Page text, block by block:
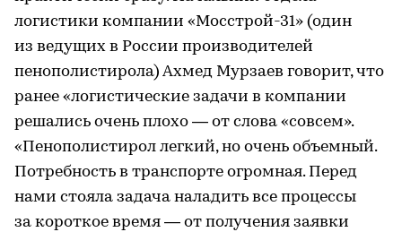
логистики компании «Мосстрой-31» (один
из ведущих в России производителей
пенополистирола) Ахмед Мурзаев говорит, что
ранее «логистические задачи в компании
решались очень плохо — от слова «совсем».
«Пенополистирол легкий, но очень объемный.
Потребность в транспорте огромная. Перед
нами стояла задача наладить все процессы
за короткое время — от получения заявки